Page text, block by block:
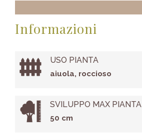
Informazioni
USO PIANTA
aiuola, roccioso
SVILUPPO MAX PIANTA
50 cm